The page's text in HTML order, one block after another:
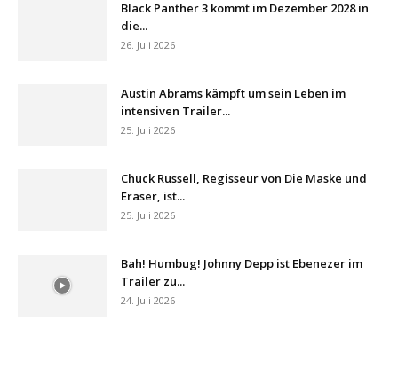
Black Panther 3 kommt im Dezember 2028 in
die...
26. Juli 2026
Austin Abrams kämpft um sein Leben im
intensiven Trailer...
25. Juli 2026
Chuck Russell, Regisseur von Die Maske und
Eraser, ist...
25. Juli 2026
Bah! Humbug! Johnny Depp ist Ebenezer im
Trailer zu...
24. Juli 2026